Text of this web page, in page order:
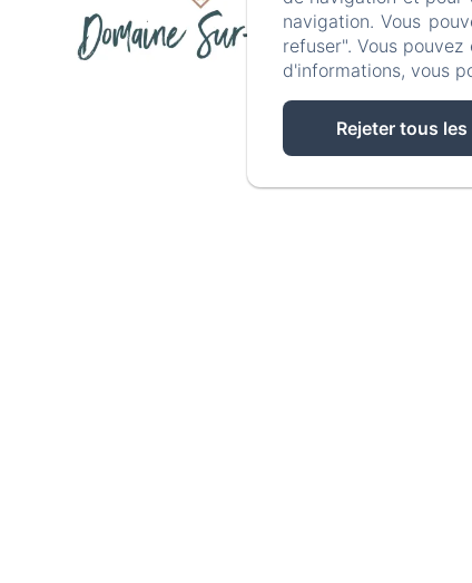
navigation. Vous
refuser". Vous
d'informations, vous
Rejeter tous